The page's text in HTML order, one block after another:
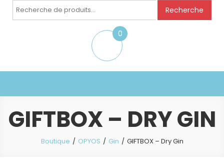
Recherche
Recherche
0
item
GIFTBOX – DRY GIN
Boutique OPYOS Gin GIFTBOX – Dry Gin